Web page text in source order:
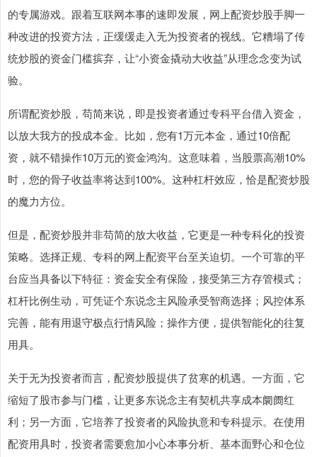
的专属游戏。跟着互联网本事的速即发展，网上配资炒股手脚一
种改进的投资方法，正缓缓走入无为投资者的视线。它糟塌了传
统炒股的资金门槛摈弃，让“小资金撬动大收益”从理念念变为试
验。
所谓配资炒股，苟简来说，即是投资者通过专科平台借入资金，
以放大我方的投成本金。比如，您有1万元本金，通过10倍配
资，就不错操作10万元的资金鸿沟。这意味着，当股票高潮10%
时，您的骨子收益率将达到100%。这种杠杆效应，恰是配资炒股
的魔力方位。
但是，配资炒股并非苟简的放大收益，它更是一种专科化的投资
策略。选择正规、专科的网上配资平台至关迫切。一个可靠的平
台应当具备以下特征：资金安全有保险，接受第三方存管模式；
杠杆比例生动，可凭证个东说念主风险承受智商选择；风控体系
完善，能有用退守极点行情风险；操作方便，提供智能化的往复
用具。
关于无为投资者而言，配资炒股提供了贫寒的机遇。一方面，它
缩短了股市参与门槛，让更多东说念主有契机共享成本阛阓红
利；另一方面，它培养了投资者的风险执意和专科提示。在使用
配资用具时，投资者需要愈加小心本事分析、基本面野心和仓位